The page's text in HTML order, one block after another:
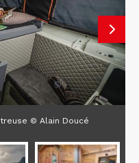
© Alain Doucé